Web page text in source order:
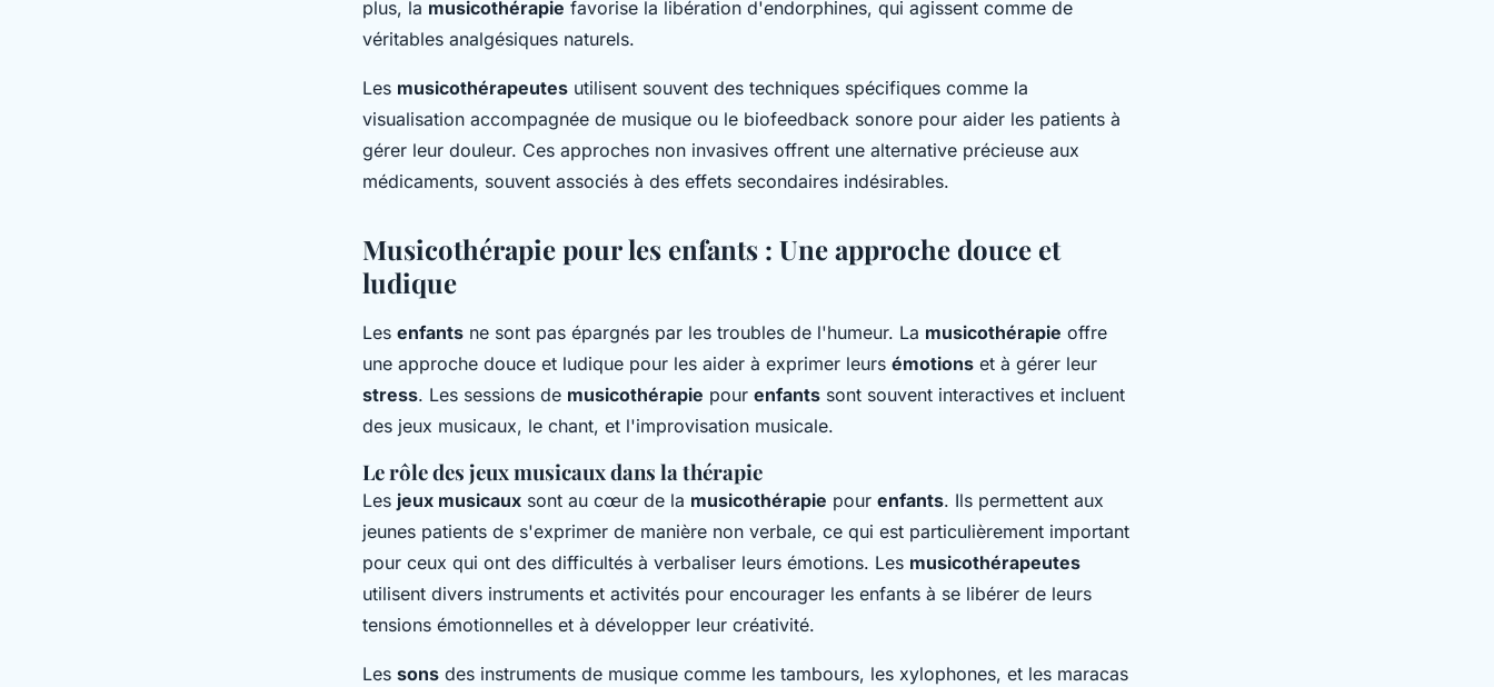
plus, la musicothérapie favorise la libération d'endorphines, qui agissent comme de
véritables analgésiques naturels.
Les musicothérapeutes utilisent souvent des techniques spécifiques comme la
visualisation accompagnée de musique ou le biofeedback sonore pour aider les patients à
gérer leur douleur. Ces approches non invasives offrent une alternative précieuse aux
médicaments, souvent associés à des effets secondaires indésirables.
Musicothérapie pour les enfants : Une approche douce et
ludique
Les enfants ne sont pas épargnés par les troubles de l'humeur. La musicothérapie offre
une approche douce et ludique pour les aider à exprimer leurs émotions et à gérer leur
stress. Les sessions de musicothérapie pour enfants sont souvent interactives et incluent
des jeux musicaux, le chant, et l'improvisation musicale.
Le rôle des jeux musicaux dans la thérapie
Les jeux musicaux sont au cœur de la musicothérapie pour enfants. Ils permettent aux
jeunes patients de s'exprimer de manière non verbale, ce qui est particulièrement important
pour ceux qui ont des difficultés à verbaliser leurs émotions. Les musicothérapeutes
utilisent divers instruments et activités pour encourager les enfants à se libérer de leurs
tensions émotionnelles et à développer leur créativité.
Les sons des instruments de musique comme les tambours, les xylophones, et les maracas